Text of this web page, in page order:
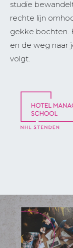
studie
rechte lijn
gekke bochten.
en de weg naar
volgt.